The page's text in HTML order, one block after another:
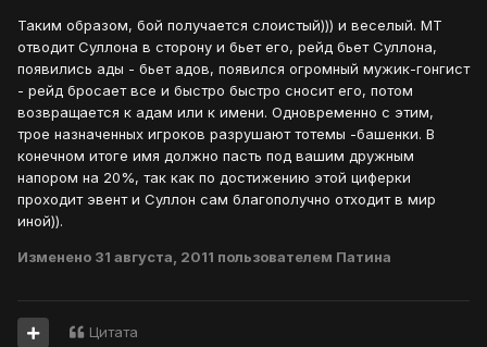
Таким образом, бой получается слоистый))) и веселый. МТ
отводит Суллона в сторону и бьет его, рейд бьет Суллона,
появились ады - бьет адов, появился огромный мужик-гонгист
- рейд бросает все и быстро быстро сносит его, потом
возвращается к адам или к имени. Одновременно с этим,
трое назначенных игроков разрушают тотемы -башенки. В
конечном итоге имя должно пасть под вашим дружным
напором на 20%, так как по достижению этой циферки
проходит эвент и Суллон сам благополучно отходит в мир
иной)).
Изменено 31 августа, 2011 пользователем Патина
Цитата